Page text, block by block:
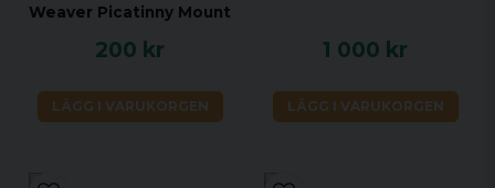
Weaver Picatinny Mount
200 kr
LÄGG I VARUKORGEN
1 000 kr
LÄGG I VARUKORGEN